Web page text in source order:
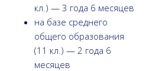
кл.) — 3 года 6 месяцев
на базе среднего
общего образования
(11 кл.) — 2 года 6
месяцев